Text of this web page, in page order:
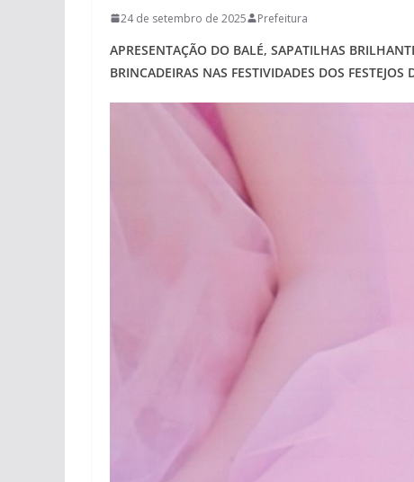
24 de setembro de 2025 Prefeitura
APRESENTAÇÃO DO BALÉ, SAPATILHAS
BRINCADEIRAS NAS FESTIVIDADES DOS